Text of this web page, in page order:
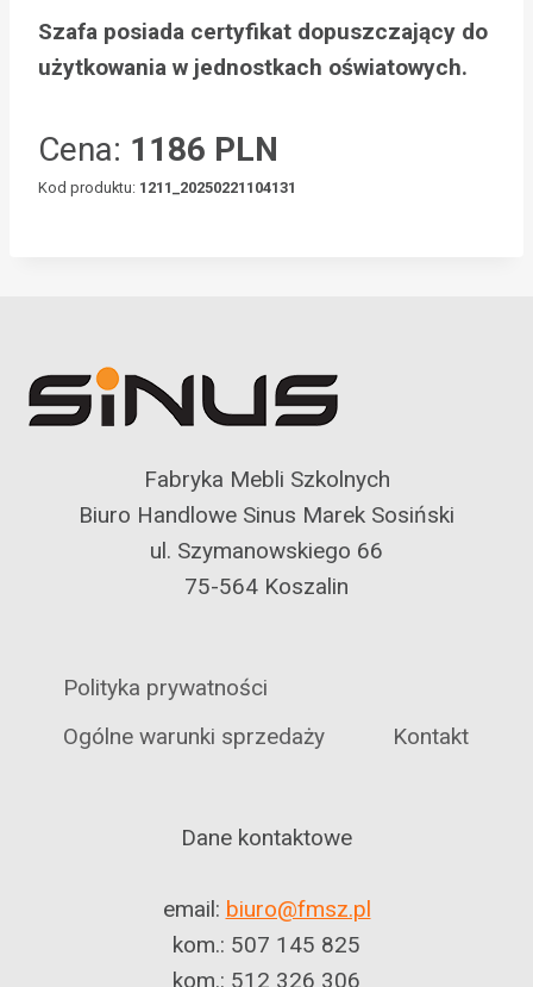
Szafa posiada certyfikat dopuszczający do
użytkowania w jednostkach oświatowych.
Cena: 1186 PLN
Kod produktu: 1211_20250221104131
Fabryka Mebli Szkolnych
Biuro Handlowe Sinus Marek Sosiński
ul. Szymanowskiego 66
75-564 Koszalin
Polityka prywatności
Ogólne warunki sprzedaży
Kontakt
Dane kontaktowe
email: biuro@fmsz.pl
kom.: 507 145 825
kom.: 512 326 306